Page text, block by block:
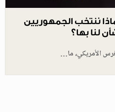
ننتخب الجمهوريين
لنا بها؟
الأمريكي، ما…